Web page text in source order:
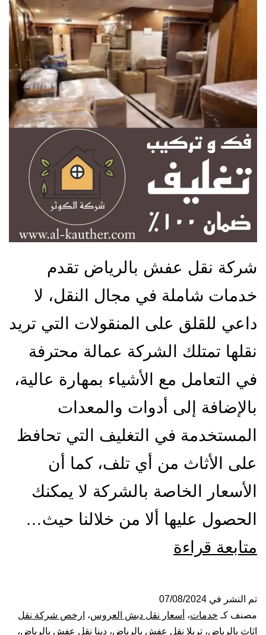
شركة نقل عفش بالرياض تقدم
خدمات شاملة في مجال النقل، لا
داعي للقلق على المنقولات التي تريد
نقلها تمتلك الشركة عمالة محترفة
في التعامل مع الأشياء بمهارة عالية،
بالإضافة إلى أدوات والمعدات
المستخدمة في التغليف التي تحافظ
على الأثاث من أي تلف، كما أن
الأسعار الخاصة بالشركة لا يمكنك
الحصول عليها ألا من خلالنا حيث…
متابعة قراءة
عفش
بالرياض
تم النشر في 07/08/2024
مصنف كـ خدمات، أسعار نقل دبش العروس، ارخص شركة نقل
اثاث بالرياض، تريلا نقل عفش بالرياض، دينا نقل عفش بالرياض،